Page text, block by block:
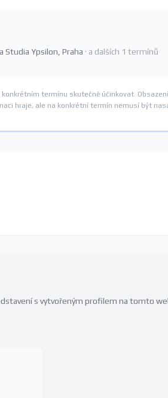
Studia Ypsilon, Praha · a dalších 1 termínů
termínu skutečně účinkovat.
hraje, ale na konkrétní termín nemusí být
s vytvořeným profilem na tomto